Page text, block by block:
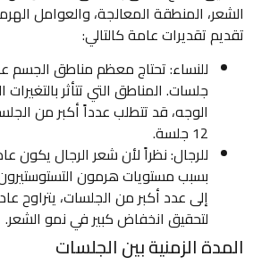
الشعر، المنطقة المعالجة، والعوامل
تقديم تقديرات عامة كالتالي:
جلسات. المناطق التي تتأثر
12 جلسة.
للرجال: نظراً لأن شعر الرجال يكون
بسبب مستويات هرمون
لتحقيق انخفاض كبير في نمو الشعر.
المدة الزمنية بين الجلسات